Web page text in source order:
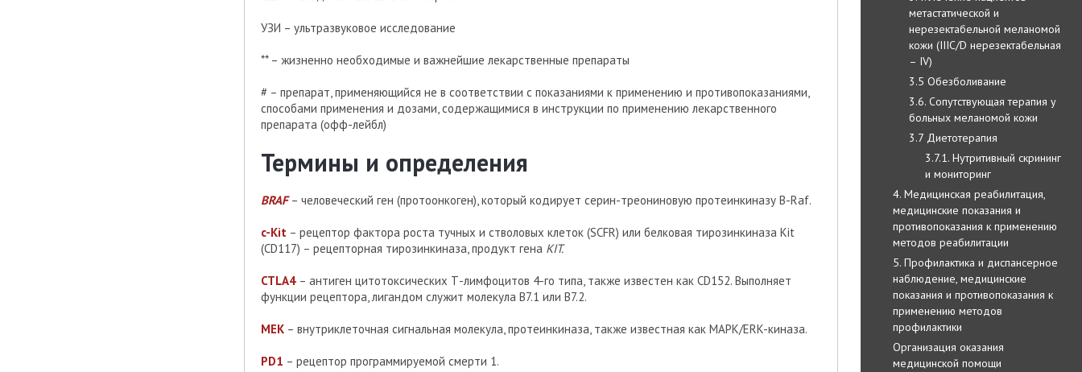
метастатической и
нерезектабельной меланомой
кожи (IIIC/D нерезектабельная
– IV)
3.5 Обезболивание
3.6. Сопутствующая терапия у
больных меланомой кожи
3.7 Диетотерапия
3.7.1. Нутритивный скрининг
и мониторинг
4. Медицинская реабилитация,
медицинские показания и
противопоказания к применению
методов реабилитации
5. Профилактика и диспансерное
наблюдение, медицинские
показания и противопоказания к
применению методов
профилактики
Организация оказания
медицинской помощи
УЗИ – ультразвуковое исследование
** – жизненно необходимые и важнейшие лекарственные препараты
# – препарат, применяющийся не в соответствии с показаниями к применению и противопоказаниями,
способами применения и дозами, содержащимися в инструкции по применению лекарственного
препарата (офф-лейбл)
Термины и определения
BRAF– человеческий ген (протоонкоген), который кодирует серин-треониновую протеинкиназу B-Raf.
c-Kit – рецептор фактора роста тучных и стволовых клеток (SCFR) или белковая тирозинкиназа Kit
(CD117) – рецепторная тирозинкиназа, продукт гена KIT.
CTLA4 – антиген цитотоксических Т-лимфоцитов 4-го типа, также известен как СD152. Выполняет
функции рецептора, лигандом служит молекула B7.1 или B7.2.
MEK – внутриклеточная сигнальная молекула, протеинкиназа, также известная как MAPK/ERK-киназа.
PD1 – рецептор программируемой смерти 1.